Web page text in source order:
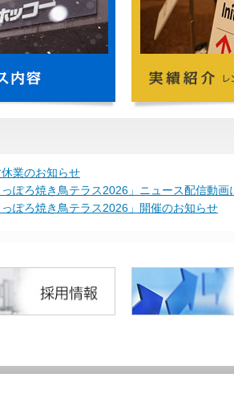
業のお知らせ
っぽろ焼き鳥テラス2026」ニュース配信動画
っぽろ焼き鳥テラス2026」開催のお知らせ